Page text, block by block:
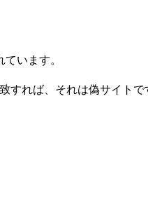
います。
すれば、それは偽サイトで